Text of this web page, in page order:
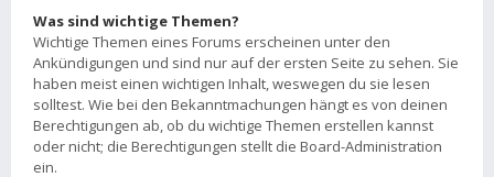
Was sind wichtige Themen?
Wichtige Themen eines Forums erscheinen unter den
Ankündigungen und sind nur auf der ersten Seite zu sehen. Sie
haben meist einen wichtigen Inhalt, weswegen du sie lesen
solltest. Wie bei den Bekanntmachungen hängt es von deinen
Berechtigungen ab, ob du wichtige Themen erstellen kannst
oder nicht; die Berechtigungen stellt die Board-Administration
ein.